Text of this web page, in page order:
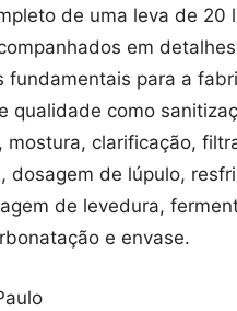
de uma leva de 20
em detalhes
fundamentais para a
qualidade como
mostura, clarificação,
dosagem de lúpulo,
de levedura,
e envase.